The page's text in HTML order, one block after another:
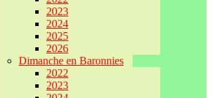
2023
2024
2025
2026
Dimanche en Baronnies
2022
2023